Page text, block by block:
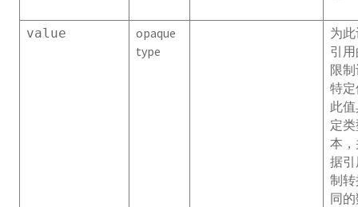
gpexpand.status_detail
value
opaque
type
为
引
限
特
此
定
本
据
制
同